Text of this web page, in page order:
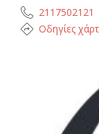
2117502121
Οδηγίες